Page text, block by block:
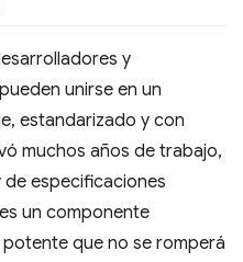
y
unirse en un
estandarizado y con
muchos años de trabajo,
de especificaciones
un componente
que no se romperá